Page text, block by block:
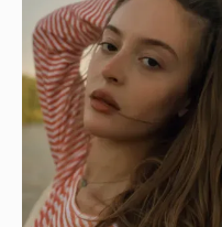
Внучка Никиты
мужем и сыном